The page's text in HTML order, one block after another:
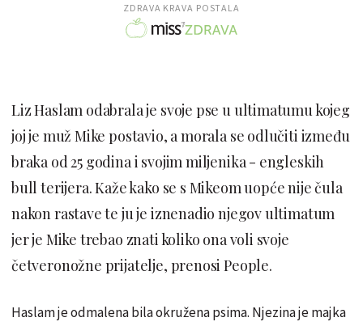
ZDRAVA KRAVA POSTALA
Liz Haslam odabrala je svoje pse u ultimatumu kojeg
joj je muž Mike postavio, a morala se odlučiti između
braka od 25 godina i svojim miljenika - engleskih
bull terijera. Kaže kako se s Mikeom uopće nije čula
nakon rastave te ju je iznenadio njegov ultimatum
jer je Mike trebao znati koliko ona voli svoje
četveronožne prijatelje, prenosi People.
Haslam je odmalena bila okružena psima. Njezina je majka